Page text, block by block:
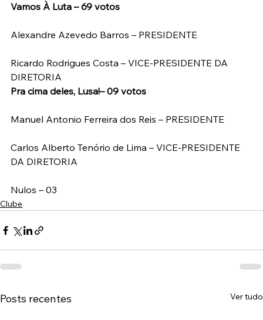
Vamos À Luta – 69 votos
Alexandre Azevedo Barros – PRESIDENTE
Ricardo Rodrigues Costa – VICE-PRESIDENTE DA
DIRETORIA
Pra cima deles, Lusa!– 09 votos
Manuel Antonio Ferreira dos Reis – PRESIDENTE
Carlos Alberto Tenório de Lima – VICE-PRESIDENTE
DA DIRETORIA
Nulos – 03
Clube
Posts recentes Ver tudo